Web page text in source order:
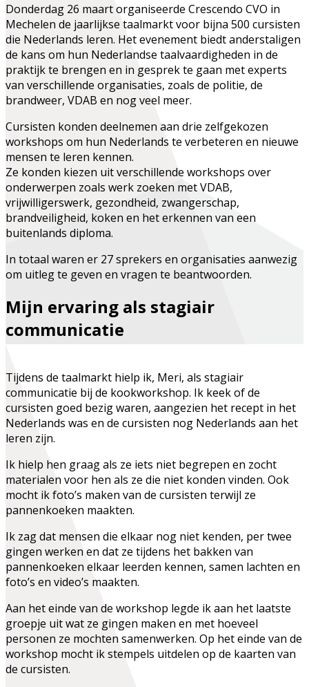
Donderdag 26 maart organiseerde Crescendo CVO in
Mechelen de jaarlijkse taalmarkt voor bijna 500 cursisten
die Nederlands leren. Het evenement biedt anderstaligen
de kans om hun Nederlandse taalvaardigheden in de
praktijk te brengen en in gesprek te gaan met experts
van verschillende organisaties, zoals de politie, de
brandweer, VDAB en nog veel meer.
Cursisten konden deelnemen aan drie zelfgekozen
workshops om hun Nederlands te verbeteren en nieuwe
mensen te leren kennen.
Ze konden kiezen uit verschillende workshops over
onderwerpen zoals werk zoeken met VDAB,
vrijwilligerswerk, gezondheid, zwangerschap,
brandveiligheid, koken en het erkennen van een
buitenlands diploma.
In totaal waren er 27 sprekers en organisaties aanwezig
om uitleg te geven en vragen te beantwoorden.
Mijn ervaring als stagiair
communicatie
Tijdens de taalmarkt hielp ik, Meri, als stagiair
communicatie bij de kookworkshop. Ik keek of de
cursisten goed bezig waren, aangezien het recept in het
Nederlands was en de cursisten nog Nederlands aan het
leren zijn.
Ik hielp hen graag als ze iets niet begrepen en zocht
materialen voor hen als ze die niet konden vinden. Ook
mocht ik foto’s maken van de cursisten terwijl ze
pannenkoeken maakten.
Ik zag dat mensen die elkaar nog niet kenden, per twee
gingen werken en dat ze tijdens het bakken van
pannenkoeken elkaar leerden kennen, samen lachten en
foto’s en video’s maakten.
Aan het einde van de workshop legde ik aan het laatste
groepje uit wat ze gingen maken en met hoeveel
personen ze mochten samenwerken. Op het einde van de
workshop mocht ik stempels uitdelen op de kaarten van
de cursisten.